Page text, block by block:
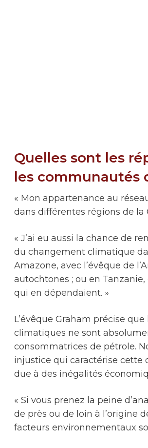
Quelles sont les
les communautés
« Mon appartenance au
dans différentes régions de la
« J’ai eu aussi la chance de
du changement climatique
Amazone, avec l’évêque de
autochtones ; ou en
qui en dépendaient. »
L’évêque Graham précise
climatiques ne sont
consommatrices de pétrole.
injustice qui caractérise cette
due à des inégalités
« Si vous prenez la peine
de près ou de loin à l’origine
facteurs environnementaux